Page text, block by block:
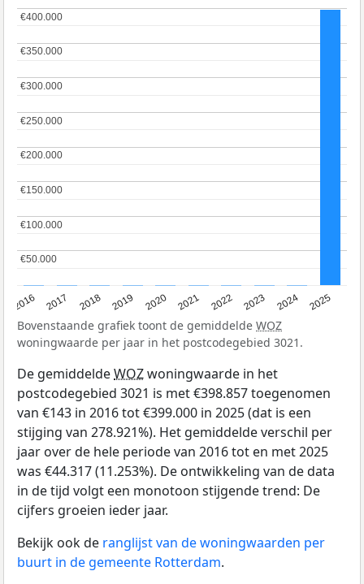
2016 2017 2018 2019 2020 2021 2022 2023 2024 2025
€50.000
€50.000
€100.000
€100.000
€150.000
€150.000
€200.000
€200.000
€250.000
€250.000
€300.000
€300.000
€350.000
€350.000
€400.000
€400.000
Bovenstaande grafiek toont de gemiddelde WOZ
woningwaarde per jaar in het postcodegebied 3021.
De gemiddeldeWOZwoningwaarde in het
postcodegebied 3021 is met €398.857 toegenomen
van €143 in 2016 tot €399.000 in 2025 (dat is een
stijging van 278.921%). Het gemiddelde verschil per
jaar over de hele periode van 2016 tot en met 2025
was €44.317 (11.253%). De ontwikkeling van de data
in de tijd volgt een monotoon stijgende trend: De
cijfers groeien ieder jaar.
Bekijk ook de ranglijst van de woningwaarden per
buurt in de gemeente Rotterdam.